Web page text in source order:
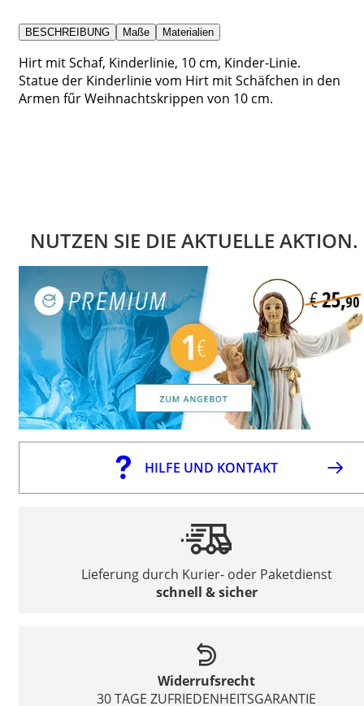
BESCHREIBUNG Maße Materialien
Hirt mit Schaf, Kinderlinie, 10 cm, Kinder-Linie.
Statue der Kinderlinie vom Hirt mit Schäfchen in den
Armen fűr Weihnachtskrippen von 10 cm.
NUTZEN SIE DIE AKTUELLE AKTION.
HILFE UND KONTAKT
Lieferung durch Kurier- oder Paketdienst
schnell & sicher
Widerrufsrecht
30 TAGE ZUFRIEDENHEITSGARANTIE